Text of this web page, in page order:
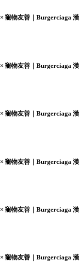
寵物友善｜Burgerciaga 漢
寵物友善｜Burgerciaga 漢
寵物友善｜Burgerciaga 漢
寵物友善｜Burgerciaga 漢
寵物友善｜Burgerciaga 漢
寵物友善｜Burgerciaga 漢